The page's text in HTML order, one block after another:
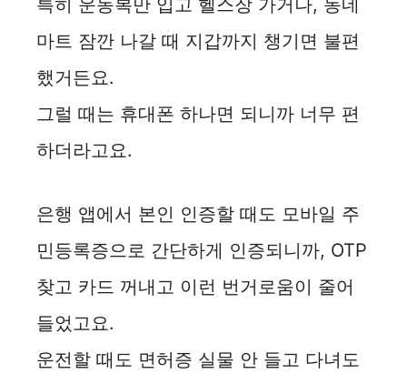
특히 운동복만 입고 헬스장 가거나, 동네
마트 잠깐 나갈 때 지갑까지 챙기면 불편
했거든요.
그럴 때는 휴대폰 하나면 되니까 너무 편
하더라고요.
은행 앱에서 본인 인증할 때도 모바일 주
민등록증으로 간단하게 인증되니까, OTP
찾고 카드 꺼내고 이런 번거로움이 줄어
들었고요.
운전할 때도 면허증 실물 안 들고 다녀도